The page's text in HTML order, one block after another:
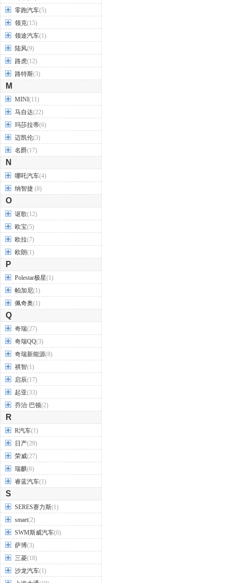
零跑汽车(5)
领克(15)
领途汽车(1)
陆风(9)
路虎(12)
路特斯(3)
M
MINI(11)
马自达(22)
玛莎拉蒂(6)
迈凯伦(3)
名爵(17)
N
哪吒汽车(4)
纳智捷 (8)
O
讴歌(12)
欧宝(5)
欧拉(7)
欧朗(1)
P
Polestar极星(1)
帕加尼(1)
佩奇奥(1)
Q
奇瑞(27)
奇瑞QQ(3)
奇瑞新能源(8)
祺智(1)
启辰(17)
起亚(33)
乔治·巴顿(2)
R
R汽车(1)
日产(29)
荣威(27)
瑞麒(6)
睿蓝汽车(1)
S
SERES赛力斯(1)
smart(2)
SWM斯威汽车(6)
萨博(3)
三菱(18)
沙龙汽车(1)